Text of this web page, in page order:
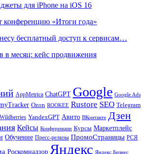
для iPhone на iOS 16
конференцию «Итоги года»
бесплатный доступ к сервисам…
в месяц: кейс продвижения
AppMetrica ChatGPT Google Google Ads
Ozon ROOKEE Rustore SEO Telegram
Wildberries YandexGPT Авито ВКонтакте Дзен
Кейсы Конференции Курсы Маркетплейс
Обучение Пресс-релизы ПромоСтраницы РСЯ
Роскомнадзор Яндекс Яндекс.Бизнес